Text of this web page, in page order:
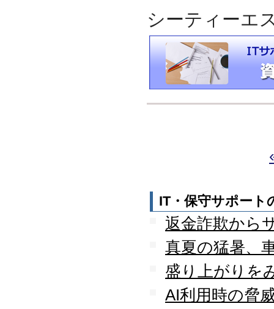
シーティーエ
IT・保守サポート
返金詐欺から
真夏の猛暑、
盛り上がりを
AI利用時の脅